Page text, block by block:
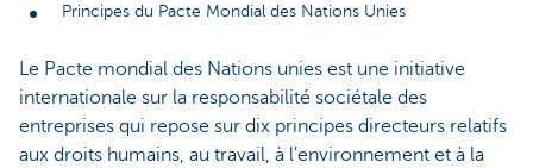
Principes du Pacte Mondial des Nations Unies
Le Pacte mondial des Nations unies est une initiative
internationale sur la responsabilité sociétale des
entreprises qui repose sur dix principes directeurs relatifs
aux droits humains, au travail, à l'environnement et à la